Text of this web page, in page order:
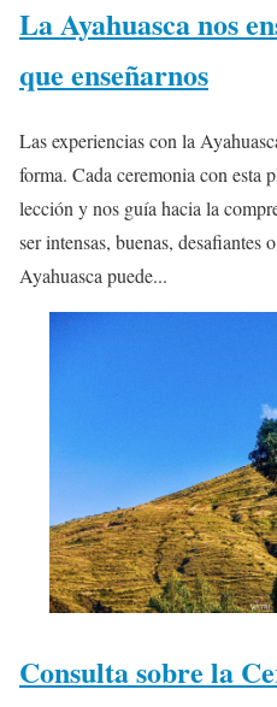
La Ayahuasca nos
que enseñarnos
Las experiencias con la
forma. Cada ceremonia con esta
lección y nos guía hacia la
ser intensas, buenas, desafiantes
Ayahuasca puede...
Consulta sobre la